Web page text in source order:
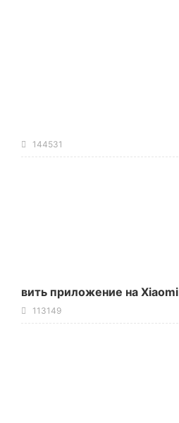
144531
вить приложение на Xiaomi
113149